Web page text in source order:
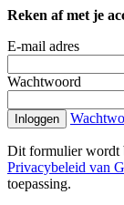
Reken af met je
E-mail adres
Wachtwoord
Inloggen
Dit formulier wordt
Privacybeleid van
toepassing.